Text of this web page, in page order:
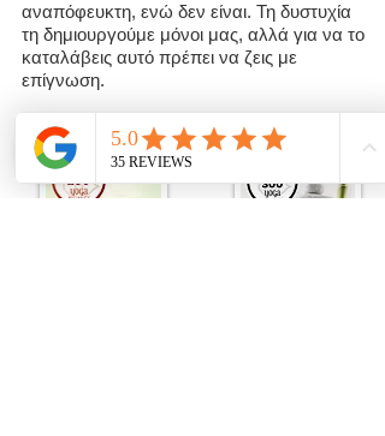
αναπόφευκτη, ενώ δεν είναι. Τη δυστυχία
τη δημιουργούμε μόνοι μας, αλλά για να το
καταλάβεις αυτό πρέπει να ζεις με
επίγνωση.